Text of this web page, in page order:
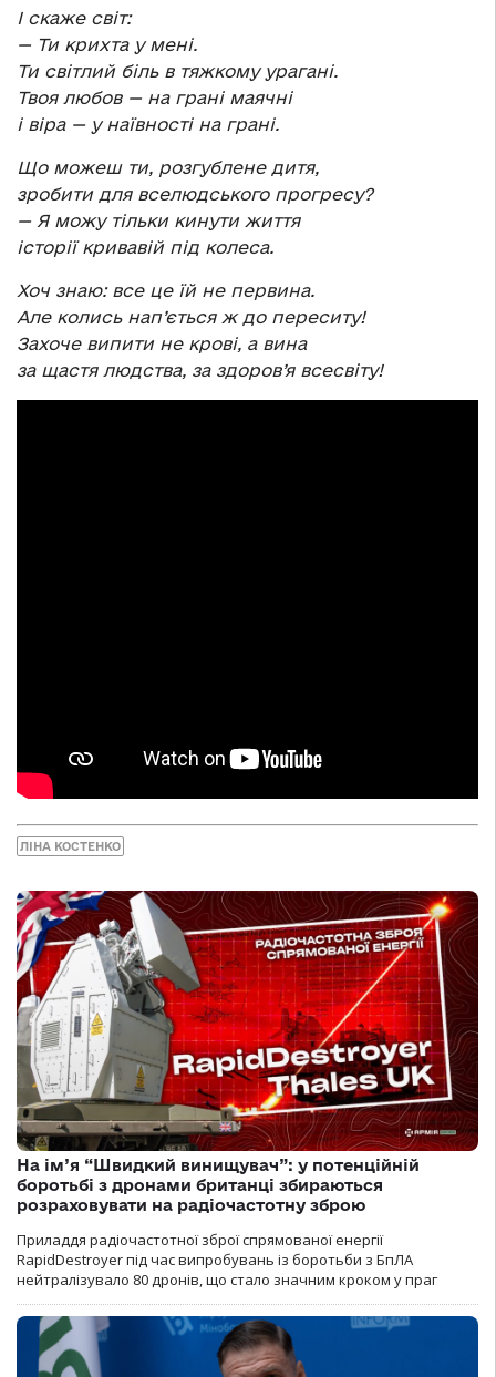
І скаже світ:
— Ти крихта у мені.
Ти світлий біль в тяжкому урагані.
Твоя любов — на грані маячні
і віра — у наївності на грані.
Що можеш ти, розгублене дитя,
зробити для вселюдського прогресу?
— Я можу тільки кинути життя
історії кривавій під колеса.
Хоч знаю: все це їй не первина.
Але колись нап’ється ж до переситу!
Захоче випити не крові, а вина
за щастя людства, за здоров’я всесвіту!
ЛІНА КОСТЕНКО
На ім’я “Швидкий винищувач”: у потенційній
боротьбі з дронами британці збираються
розраховувати на радіочастотну зброю
Приладдя радіочастотної зброї спрямованої енергії
RapidDestroyer під час випробувань із боротьби з БпЛА
нейтралізувало 80 дронів, що стало значним кроком у праг